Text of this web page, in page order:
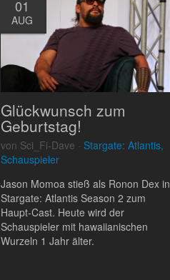
01
AUG
Glückwunsch zum
Geburtstag!
von Sci_Fi-Dave · Stargate: Atlantis,
Schauspieler
Jason Momoa stieß als Ronon Dex in
Stargate: Atlantis Season 2 zum
Haupt-Cast. Heute wird der
Schauspieler mit hawaiianischen
Wurzeln 1 Jahr älter.